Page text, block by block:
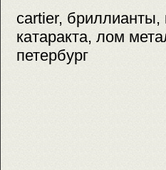
cartier, бриллианты,
катаракта, лом
петербург